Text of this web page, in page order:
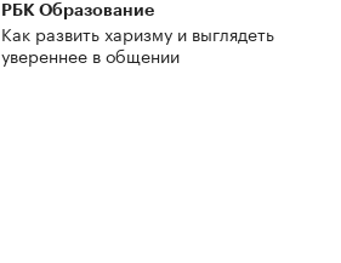
РБК Образование
Как развить харизму и выглядеть
увереннее в общении